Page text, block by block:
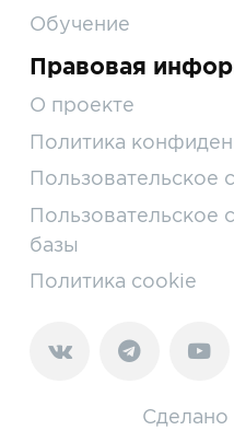
Обучение
Правовая
О проекте
Политика
Пользовательское
Пользовательское
базы
Политика cookie
Сделано